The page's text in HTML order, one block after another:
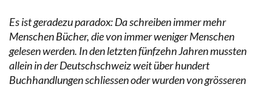
Es ist geradezu paradox: Da schreiben immer mehr
Menschen Bücher, die von immer weniger Menschen
gelesen werden. In den letzten fünfzehn Jahren mussten
allein in der Deutschschweiz weit über hundert
Buchhandlungen schliessen oder wurden von grösseren